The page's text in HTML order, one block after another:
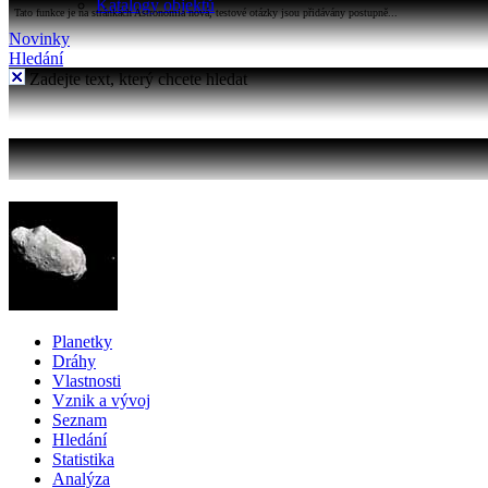
Katalogy objektů
Tato funkce je na stránkách Astronomia nová, testové otázky jsou přidávány postupně...
Novinky
Hledání
Zadejte text, který chcete hledat
Planetky
Dráhy
Vlastnosti
Vznik a vývoj
Seznam
Hledání
Statistika
Analýza